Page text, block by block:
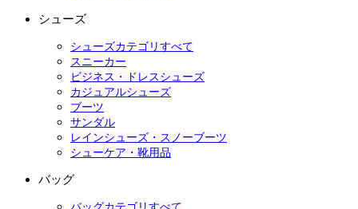
シューズ
シューズカテゴリすべて
スニーカー
ビジネス・ドレスシューズ
カジュアルシューズ
ブーツ
サンダル
レインシューズ・スノーブーツ
シューケア・靴用品
バッグ